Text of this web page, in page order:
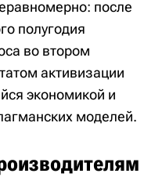
после
полугодия
во втором
активизации
экономикой и
моделей.